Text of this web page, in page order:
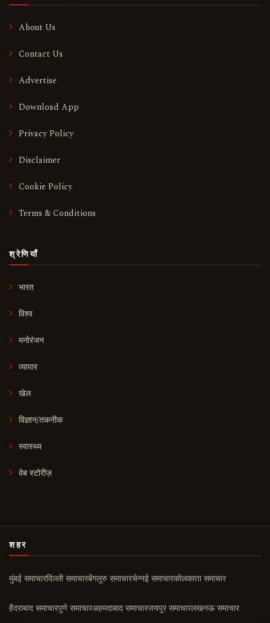
About Us
Contact Us
Advertise
Download App
Privacy Policy
Disclaimer
Cookie Policy
Terms & Conditions
श्रेणियाँ
भारत
विश्व
मनोरंजन
व्यापार
खेल
विज्ञान/तकनीक
स्वास्थ्य
वेब स्टोरीज़
शहर
मुंबई समाचारदिल्ली समाचारबेंगलुरु समाचारचेन्नई समाचारकोलकाता समाचार
हैदराबाद समाचारपुणे समाचारअहमदाबाद समाचारजयपुर समाचारलखनऊ समाचार